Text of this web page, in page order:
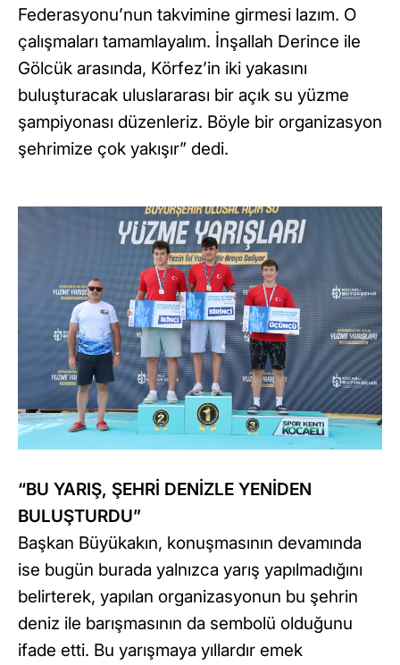
Federasyonu’nun takvimine girmesi lazım. O
çalışmaları tamamlayalım. İnşallah Derince ile
Gölcük arasında, Körfez’in iki yakasını
buluşturacak uluslararası bir açık su yüzme
şampiyonası düzenleriz. Böyle bir organizasyon
şehrimize çok yakışır” dedi.
“BU YARIŞ, ŞEHRİ DENİZLE YENİDEN
BULUŞTURDU”
Başkan Büyükakın, konuşmasının devamında
ise bugün burada yalnızca yarış yapılmadığını
belirterek, yapılan organizasyonun bu şehrin
deniz ile barışmasının da sembolü olduğunu
ifade etti. Bu yarışmaya yıllardır emek